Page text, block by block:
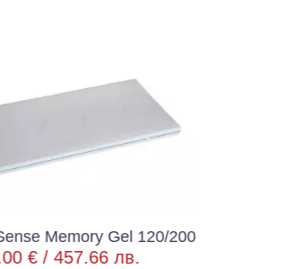
Memory Gel 120/200
€ /457.66 лв.